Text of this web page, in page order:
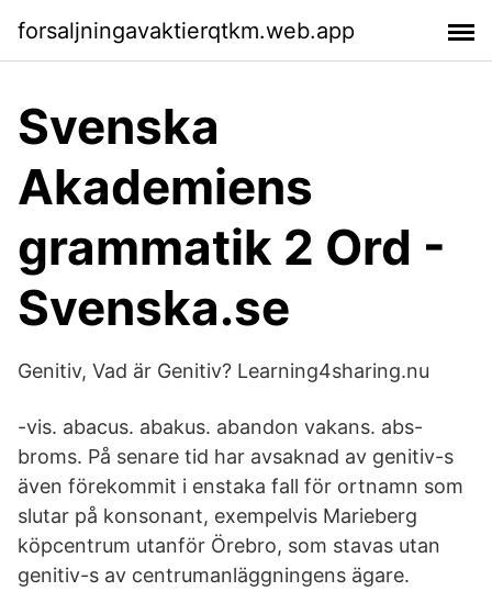
forsaljningavaktierqtkm.web.app
Svenska
Akademiens
grammatik 2 Ord -
Svenska.se
Genitiv, Vad är Genitiv? Learning4sharing.nu
-vis. abacus. abakus. abandon vakans. abs-
broms. På senare tid har avsaknad av genitiv-s
även förekommit i enstaka fall för ortnamn som
slutar på konsonant, exempelvis Marieberg
köpcentrum utanför Örebro, som stavas utan
genitiv-s av centrumanläggningens ägare.